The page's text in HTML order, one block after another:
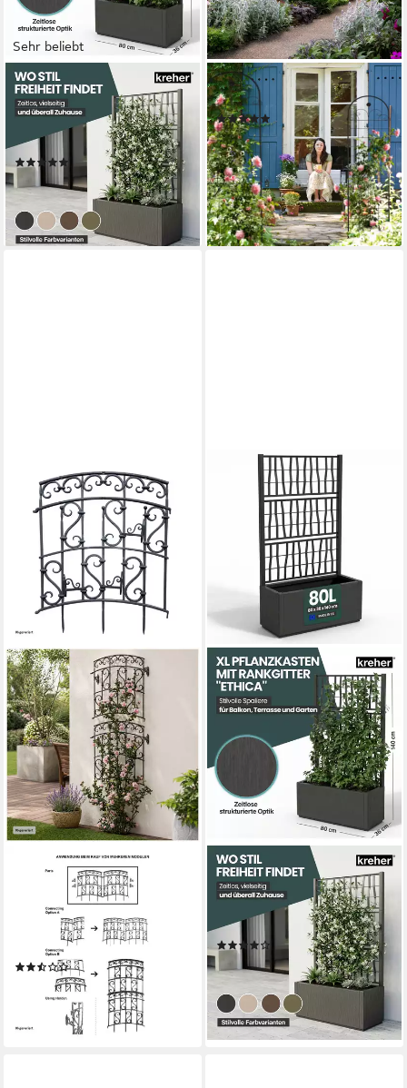
Sehr beliebt
KREHER
Spalier 2 x 'Ethica' Struktur
Optik (breite Version) in
verschiedenen Farben
(20)
144,99 €
lieferbar - in 3-4 Werktagen bei dir
RELAXDAYS
Rankgitter 2er Set 180 cm
(12)
44,99 € UVP 69,99 €
-36%
lieferbar - in 2-3 Werktagen bei dir
HTI-LIVING
Rankgitter Rankgitter mit
Ornamenten Nessa Schwarz
Stück, 1 St., 1 Rankgitter,
Rankhilfe Spalier
(3)
UVP19,99 €
lieferbar - in 3-4 Werktagen bei dir
KREHER
Spalier 'Ethica' in Struktur
Optik (breite Version) in
verschiedenen Farben
(8)
79,99 €
lieferbar - in 3-4 Werktagen bei dir